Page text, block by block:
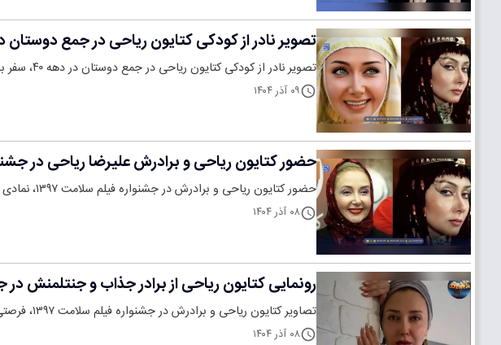
تصویر نادر از کودکی کتایون ریاحی در جمع دوستان در دهه ۴۰؛ سفر در زمان به دوران کودکی
تصویر نادر از کودکی کتایون ریاحی در جمع دوستان در دهه ۴۰، سفر به دوران کودکی بازیگر زلیخا و هنرمندی که پس از…
۰۹ آذر ۱۴۰۴
حضور کتایون ریاحی و برادرش علیرضا ریاحی در جشنواره فیلم سلامت ۱۳۹۷ | زندگی و
حضور کتایون ریاحی و برادرش در جشنواره فیلم سلامت ۱۳۹۷، نمادی از فعالیت‌های اجتماعی و انسان‌دوستانه این بازیگر و…
۰۸ آذر ۱۴۰۴
رونمایی کتایون ریاحی از برادر جذاب و جنتلمنش در جشنواره فیلم
تصاویر کتایون ریاحی و برادرش در جشنواره فیلم سلامت ۱۳۹۷، فرصتی دیدنی برای آشنایی با خانواده و فعالیت‌های انسان‌دوستانه…
۰۸ آذر ۱۴۰۴